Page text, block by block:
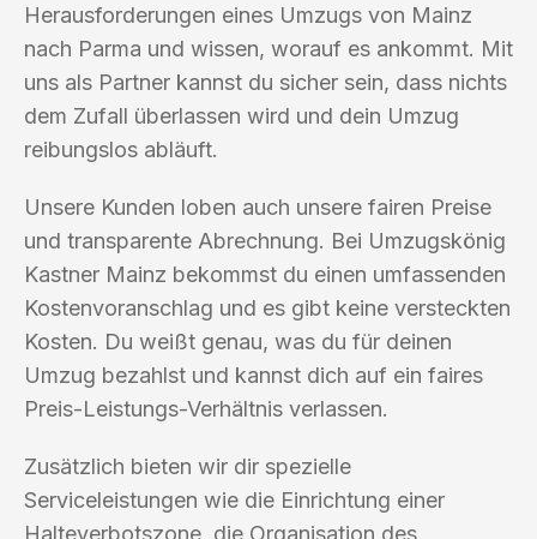
Herausforderungen eines Umzugs von Mainz
nach Parma und wissen, worauf es ankommt. Mit
uns als Partner kannst du sicher sein, dass nichts
dem Zufall überlassen wird und dein Umzug
reibungslos abläuft.
Unsere Kunden loben auch unsere fairen Preise
und transparente Abrechnung. Bei Umzugskönig
Kastner Mainz bekommst du einen umfassenden
Kostenvoranschlag und es gibt keine versteckten
Kosten. Du weißt genau, was du für deinen
Umzug bezahlst und kannst dich auf ein faires
Preis-Leistungs-Verhältnis verlassen.
Zusätzlich bieten wir dir spezielle
Serviceleistungen wie die Einrichtung einer
Halteverbotszone, die Organisation des